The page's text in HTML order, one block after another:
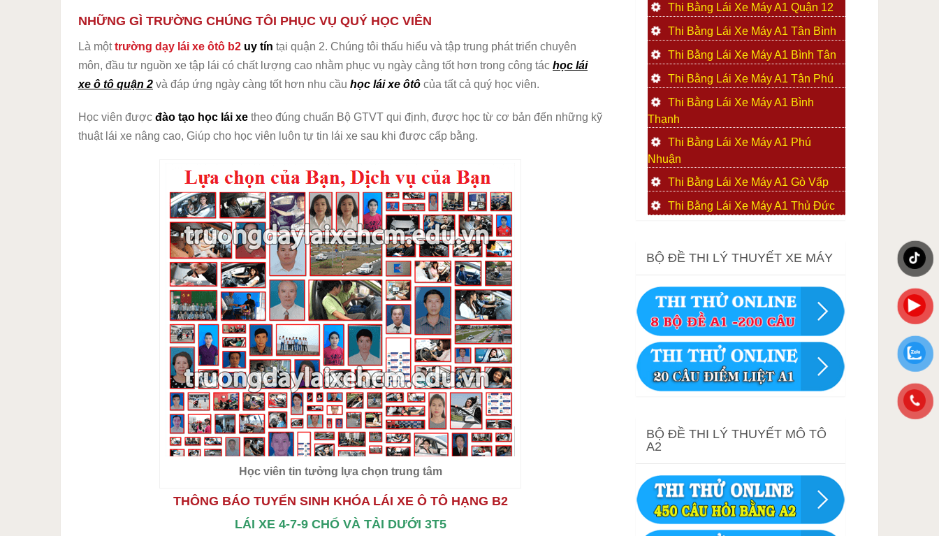
NHỮNG GÌ TRƯỜNG CHÚNG TÔI PHỤC VỤ QUÝ HỌC VIÊN
Là mộttrường dạy lái xe ôtô b2 uy tín tại quận 2. Chúng tôi thấu hiểu và tập trung phát triển chuyên
môn, đầu tư nguồn xe tập lái có chất lượng cao nhằm phục vụ ngày cằng tốt hơn trong công tác học lái
xe ô tô quận 2 và đáp ứng ngày càng tốt hơn nhu cầu học lái xe ôtô của tất cả quý học viên.
Học viên được đào tạo học lái xe theo đúng chuẩn Bộ GTVT qui định, được học từ cơ bản đến những kỹ
thuật lái xe nâng cao, Giúp cho học viên luôn tự tin lái xe sau khi được cấp bằng.
Học viên tin tưởng lựa chọn trung tâm
THÔNG BÁO TUYỂN SINH KHÓA LÁI XE Ô TÔ HẠNG B2
LÁI XE 4-7-9 CHỔ VÀ TẢI DƯỚI 3T5
Thi Bằng Lái Xe Máy A1 Quận 12
Thi Bằng Lái Xe Máy A1 Tân Bình
Thi Bằng Lái Xe Máy A1 Bình Tân
Thi Bằng Lái Xe Máy A1 Tân Phú
Thi Bằng Lái Xe Máy A1 Bình
Thạnh
Thi Bằng Lái Xe Máy A1 Phú
Nhuận
Thi Bằng Lái Xe Máy A1 Gò Vấp
Thi Bằng Lái Xe Máy A1 Thủ Đức
BỘ ĐỀ THI LÝ THUYẾT XE MÁY
BỘ ĐỀ THI LÝ THUYẾT MÔ TÔ
A2